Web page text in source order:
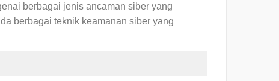
berbagai jenis ancaman siber yang
berbagai teknik keamanan siber yang